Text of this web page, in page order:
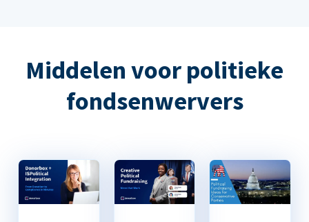
Middelen voor politieke
fondsenwervers